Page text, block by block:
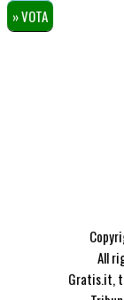
» VOTA
All
Gratis.it,